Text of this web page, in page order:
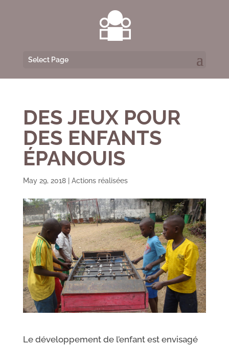
Select Page
DES JEUX POUR
DES ENFANTS
ÉPANOUIS
May 29, 2018| Actions réalisées
Le développement de l’enfant est envisagé